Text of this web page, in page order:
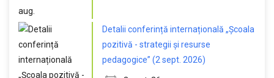
Detalii conferință internațională „Școala
pozitivă - strategii și resurse
pedagogice” (2 sept. 2026)